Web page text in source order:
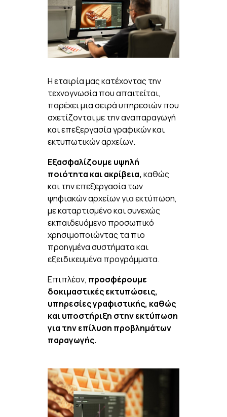
H εταιρία μας κατέχοντας την
τεχνογνωσία που απαιτείται,
παρέχει μια σειρά υπηρεσιών που
σχετίζονται με την αναπαραγωγή
και επεξεργασία γραφικών και
εκτυπωτικών αρχείων.
Εξασφαλίζουμε υψηλή
ποιότητα και ακρίβεια, καθώς
και την επεξεργασία των
ψηφιακών αρχείων για εκτύπωση,
με καταρτισμένο και συνεχώς
εκπαιδευόμενο προσωπικό
χρησιμοποιώντας τα πιο
προηγμένα συστήματα και
εξειδικευμένα προγράμματα.
Επιπλέον, προσφέρουμε
δοκιμαστικές εκτυπώσεις,
υπηρεσίες γραφιστικής, καθώς
και υποστήριξη στην εκτύπωση
για την επίλυση προβλημάτων
παραγωγής.